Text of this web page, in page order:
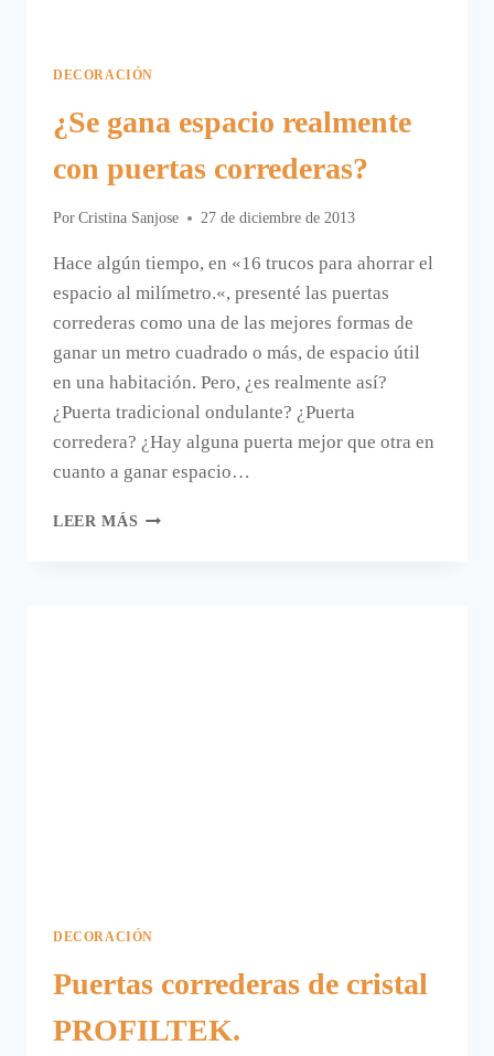
DECORACIÓN
¿Se gana espacio realmente
con puertas correderas?
Por Cristina Sanjose 27 de diciembre de 2013
Hace algún tiempo, en «16 trucos para ahorrar el
espacio al milímetro.«, presenté las puertas
correderas como una de las mejores formas de
ganar un metro cuadrado o más, de espacio útil
en una habitación. Pero, ¿es realmente así?
¿Puerta tradicional ondulante? ¿Puerta
corredera? ¿Hay alguna puerta mejor que otra en
cuanto a ganar espacio…
LEER MÁS ¿SE
DECORACIÓN
Puertas correderas de cristal
PROFILTEK.